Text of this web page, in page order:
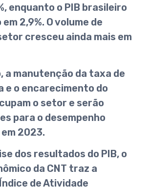
enquanto o PIB brasileiro
2,9%. O volume de
cresceu ainda mais em
a manutenção da taxa de
e o encarecimento do
o setor e serão
para o desempenho
em 2023.
dos resultados do PIB, o
da CNT traz a
de Atividade